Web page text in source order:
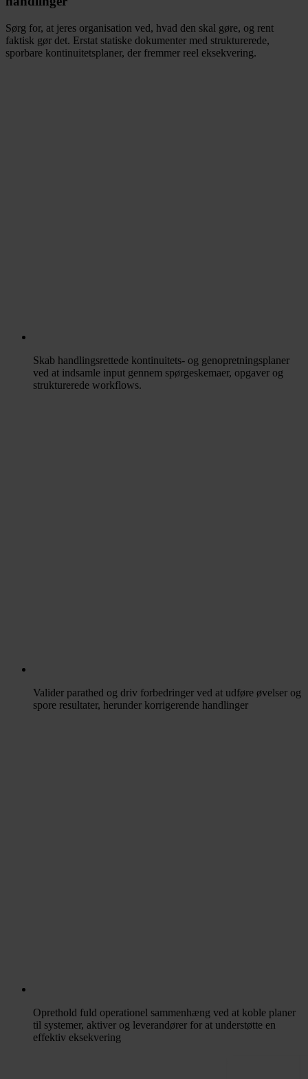
Sørg for, at jeres organisation ved, hvad den skal gøre, og rent
faktisk gør det. Erstat statiske dokumenter med strukturerede,
sporbare kontinuitetsplaner, der fremmer reel eksekvering.
Skab handlingsrettede kontinuitets- og genopretningsplaner
ved at indsamle input gennem spørgeskemaer, opgaver og
strukturerede workflows.
Valider parathed og driv forbedringer ved at udføre øvelser og
spore resultater, herunder korrigerende handlinger
Oprethold fuld operationel sammenhæng ved at koble planer
til systemer, aktiver og leverandører for at understøtte en
effektiv eksekvering